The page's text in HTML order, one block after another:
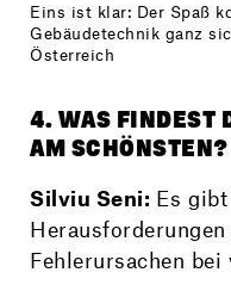
4. WAS FINDEST
AM SCHÖNSTEN?
Silviu Seni: Es
Fehlerursachen bei
Eins ist klar: Der Spaß
Gebäudetechnik ganz
Österreich